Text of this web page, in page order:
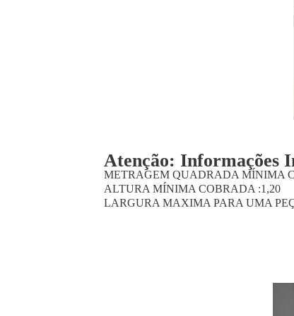
Atenção: Informações
METRAGEM QUADRADA MÍNIMA
ALTURA MÍNIMA COBRADA :1,20
LARGURA MAXIMA PARA UMA